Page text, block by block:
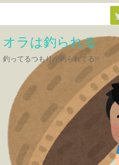
ン
テ
ン
ッ
オラは釣られる
釣ってるつもりが釣られてる!?